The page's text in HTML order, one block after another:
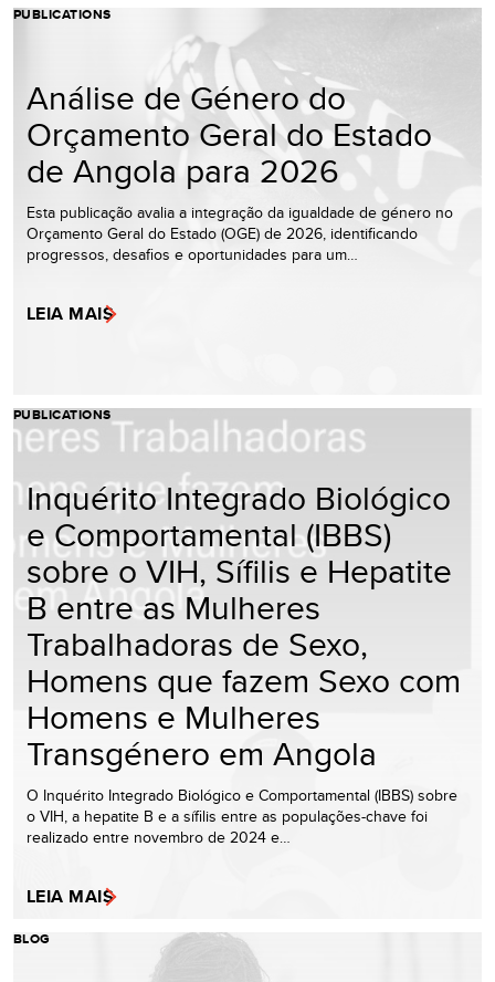
PUBLICATIONS
Análise de Género do
Orçamento Geral do Estado
de Angola para 2026
Esta publicação avalia a integração da igualdade de género no
Orçamento Geral do Estado (OGE) de 2026, identificando
progressos, desafios e oportunidades para um…
LEIA MAIS
PUBLICATIONS
Inquérito Integrado Biológico
e Comportamental (IBBS)
sobre o VIH, Sífilis e Hepatite
B entre as Mulheres
Trabalhadoras de Sexo,
Homens que fazem Sexo com
Homens e Mulheres
Transgénero em Angola
O Inquérito Integrado Biológico e Comportamental (IBBS) sobre
o VIH, a hepatite B e a sífilis entre as populações-chave foi
realizado entre novembro de 2024 e…
LEIA MAIS
BLOG